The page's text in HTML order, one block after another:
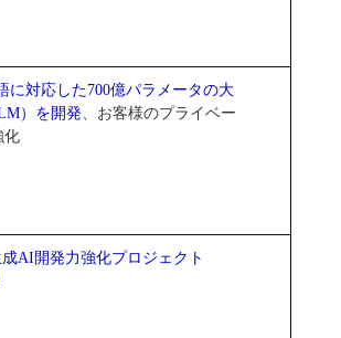
に対応した700億パラメータの大
）を開発、お客様のプライベー
化
AI開発力強化プロジェクト